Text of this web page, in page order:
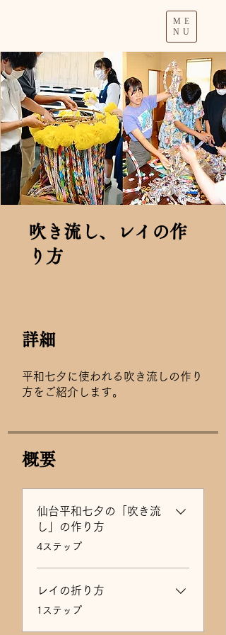
ME
NU
吹き流し、レイの作
り方
詳細
平和七夕に使われる吹き流しの作り
方をご紹介します。
概要
仙台平和七夕の「吹き流
し」の作り方
.
4ステップ
レイの折り方
.1ステップ